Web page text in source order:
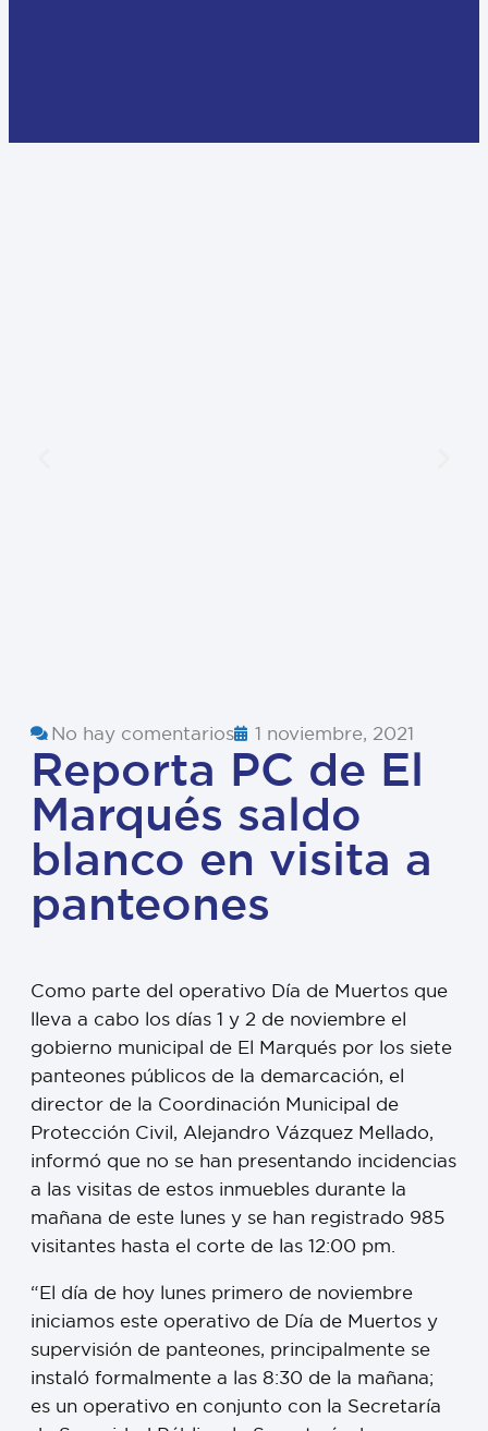
No hay comentarios 1 noviembre, 2021
Reporta PC de El
Marqués saldo
blanco en visita a
panteones
Como parte del operativo Día de Muertos que
lleva a cabo los días 1 y 2 de noviembre el
gobierno municipal de El Marqués por los siete
panteones públicos de la demarcación, el
director de la Coordinación Municipal de
Protección Civil, Alejandro Vázquez Mellado,
informó que no se han presentando incidencias
a las visitas de estos inmuebles durante la
mañana de este lunes y se han registrado 985
visitantes hasta el corte de las 12:00 pm.
“El día de hoy lunes primero de noviembre
iniciamos este operativo de Día de Muertos y
supervisión de panteones, principalmente se
instaló formalmente a las 8:30 de la mañana;
es un operativo en conjunto con la Secretaría